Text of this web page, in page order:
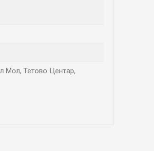
Мол, Тетово Центар,